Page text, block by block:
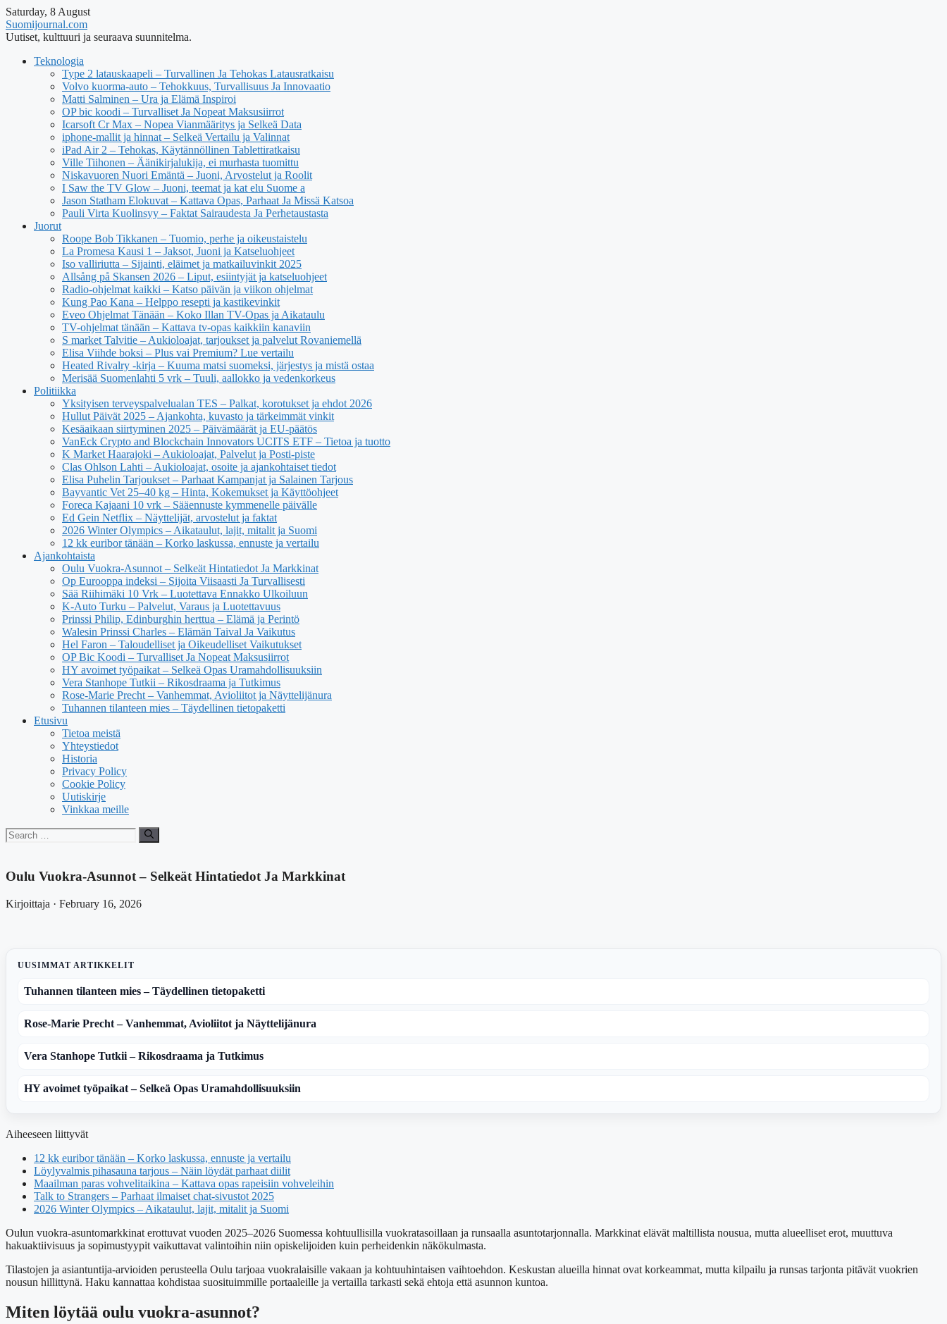
Saturday, 8 August
Suomijournal.com
Uutiset, kulttuuri ja seuraava suunnitelma.
Teknologia
Type 2 latauskaapeli – Turvallinen Ja Tehokas Latausratkaisu
Volvo kuorma-auto – Tehokkuus, Turvallisuus Ja Innovaatio
Matti Salminen – Ura ja Elämä Inspiroi
OP bic koodi – Turvalliset Ja Nopeat Maksusiirrot
Icarsoft Cr Max – Nopea Vianmääritys ja Selkeä Data
iphone-mallit ja hinnat – Selkeä Vertailu ja Valinnat
iPad Air 2 – Tehokas, Käytännöllinen Tablettiratkaisu
Ville Tiihonen – Äänikirjalukija, ei murhasta tuomittu
Niskavuoren Nuori Emäntä – Juoni, Arvostelut ja Roolit
I Saw the TV Glow – Juoni, teemat ja kat elu Suome a
Jason Statham Elokuvat – Kattava Opas, Parhaat Ja Missä Katsoa
Pauli Virta Kuolinsyy – Faktat Sairaudesta Ja Perhetaustasta
Juorut
Roope Bob Tikkanen – Tuomio, perhe ja oikeustaistelu
La Promesa Kausi 1 – Jaksot, Juoni ja Katseluohjeet
Iso valliriutta – Sijainti, eläimet ja matkailuvinkit 2025
Allsång på Skansen 2026 – Liput, esiintyjät ja katseluohjeet
Radio-ohjelmat kaikki – Katso päivän ja viikon ohjelmat
Kung Pao Kana – Helppo resepti ja kastikevinkit
Eveo Ohjelmat Tänään – Koko Illan TV-Opas ja Aikataulu
TV-ohjelmat tänään – Kattava tv-opas kaikkiin kanaviin
S market Talvitie – Aukioloajat, tarjoukset ja palvelut Rovaniemellä
Elisa Viihde boksi – Plus vai Premium? Lue vertailu
Heated Rivalry -kirja – Kuuma matsi suomeksi, järjestys ja mistä ostaa
Merisää Suomenlahti 5 vrk – Tuuli, aallokko ja vedenkorkeus
Politiikka
Yksityisen terveyspalvelualan TES – Palkat, korotukset ja ehdot 2026
Hullut Päivät 2025 – Ajankohta, kuvasto ja tärkeimmät vinkit
Kesäaikaan siirtyminen 2025 – Päivämäärät ja EU-päätös
VanEck Crypto and Blockchain Innovators UCITS ETF – Tietoa ja tuotto
K Market Haarajoki – Aukioloajat, Palvelut ja Posti-piste
Clas Ohlson Lahti – Aukioloajat, osoite ja ajankohtaiset tiedot
Elisa Puhelin Tarjoukset – Parhaat Kampanjat ja Salainen Tarjous
Bayvantic Vet 25–40 kg – Hinta, Kokemukset ja Käyttöohjeet
Foreca Kajaani 10 vrk – Sääennuste kymmenelle päivälle
Ed Gein Netflix – Näyttelijät, arvostelut ja faktat
2026 Winter Olympics – Aikataulut, lajit, mitalit ja Suomi
12 kk euribor tänään – Korko laskussa, ennuste ja vertailu
Ajankohtaista
Oulu Vuokra-Asunnot – Selkeät Hintatiedot Ja Markkinat
Op Eurooppa indeksi – Sijoita Viisaasti Ja Turvallisesti
Sää Riihimäki 10 Vrk – Luotettava Ennakko Ulkoiluun
K-Auto Turku – Palvelut, Varaus ja Luotettavuus
Prinssi Philip, Edinburghin herttua – Elämä ja Perintö
Walesin Prinssi Charles – Elämän Taival Ja Vaikutus
Hel Faron – Taloudelliset ja Oikeudelliset Vaikutukset
OP Bic Koodi – Turvalliset Ja Nopeat Maksusiirrot
HY avoimet työpaikat – Selkeä Opas Uramahdollisuuksiin
Vera Stanhope Tutkii – Rikosdraama ja Tutkimus
Rose-Marie Precht – Vanhemmat, Avioliitot ja Näyttelijänura
Tuhannen tilanteen mies – Täydellinen tietopaketti
Etusivu
Tietoa meistä
Yhteystiedot
Historia
Privacy Policy
Cookie Policy
Uutiskirje
Vinkkaa meille
Search
for:
Oulu Vuokra-Asunnot – Selkeät Hintatiedot Ja Markkinat
Kirjoittaja · February 16, 2026
UUSIMMAT ARTIKKELIT
Tuhannen tilanteen mies – Täydellinen tietopaketti
Rose-Marie Precht – Vanhemmat, Avioliitot ja Näyttelijänura
Vera Stanhope Tutkii – Rikosdraama ja Tutkimus
HY avoimet työpaikat – Selkeä Opas Uramahdollisuuksiin
Aiheeseen liittyvät
12 kk euribor tänään – Korko laskussa, ennuste ja vertailu
Löylyvalmis pihasauna tarjous – Näin löydät parhaat diilit
Maailman paras vohvelitaikina – Kattava opas rapeisiin vohveleihin
Talk to Strangers – Parhaat ilmaiset chat-sivustot 2025
2026 Winter Olympics – Aikataulut, lajit, mitalit ja Suomi
Oulun vuokra-asuntomarkkinat erottuvat vuoden 2025–2026 Suomessa kohtuullisilla vuokratasoillaan ja runsaalla asuntotarjonnalla. Markkinat elävät maltillista nousua, mutta alueelliset erot, muuttuva
hakuaktiivisuus ja sopimustyypit vaikuttavat valintoihin niin opiskelijoiden kuin perheidenkin näkökulmasta.
Tilastojen ja asiantuntija-arvioiden perusteella Oulu tarjoaa vuokralaisille vakaan ja kohtuuhintaisen vaihtoehdon. Keskustan alueilla hinnat ovat korkeammat, mutta kilpailu ja runsas tarjonta pitävät vuokrien
nousun hillittynä. Haku kannattaa kohdistaa suosituimmille portaaleille ja vertailla tarkasti sekä ehtoja että asunnon kuntoa.
Miten löytää oulu vuokra-asunnot?